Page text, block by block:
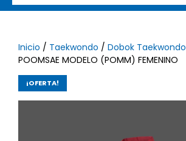
Inicio / Taekwondo / Dobok Taekwondo
POOMSAE MODELO (POMM) FEMENINO
¡OFERTA!